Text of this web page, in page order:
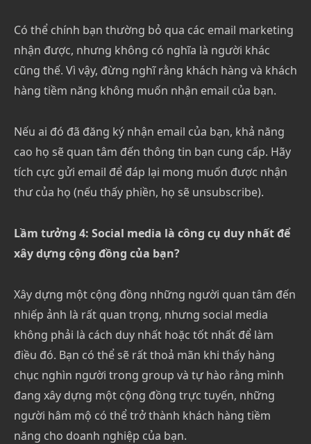
Có thể chính bạn thường bỏ qua các email marketing
nhận được, nhưng không có nghĩa là người khác
cũng thế. Vì vậy, đừng nghĩ rằng khách hàng và khách
hàng tiềm năng không muốn nhận email của bạn.
Nếu ai đó đã đăng ký nhận email của bạn, khả năng
cao họ sẽ quan tâm đến thông tin bạn cung cấp. Hãy
tích cực gửi email để đáp lại mong muốn được nhận
thư của họ (nếu thấy phiền, họ sẽ unsubscribe).
Lầm tưởng 4: Social media là công cụ duy nhất để
xây dựng cộng đồng của bạn?
Xây dựng một cộng đồng những người quan tâm đến
nhiếp ảnh là rất quan trọng, nhưng social media
không phải là cách duy nhất hoặc tốt nhất để làm
điều đó. Bạn có thể sẽ rất thoả mãn khi thấy hàng
chục nghìn người trong group và tự hào rằng mình
đang xây dựng một cộng đồng trực tuyến, những
người hâm mộ có thể trở thành khách hàng tiềm
năng cho doanh nghiệp của bạn.